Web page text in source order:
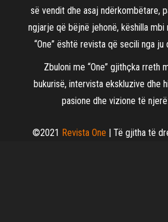
së vendit dhe asaj ndërkombëtare,
ngjarje që bëjnë jehonë, këshilla mbi
“One” është revista që secili nga
Zbuloni me “One” gjithçka rreth
bukurisë, intervista ekskluzive dhe
pasione dhe vizione të
©2021 Revista One | Të gjitha të